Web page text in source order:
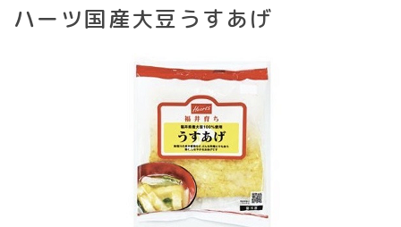
ハーツ国産大豆うすあげ